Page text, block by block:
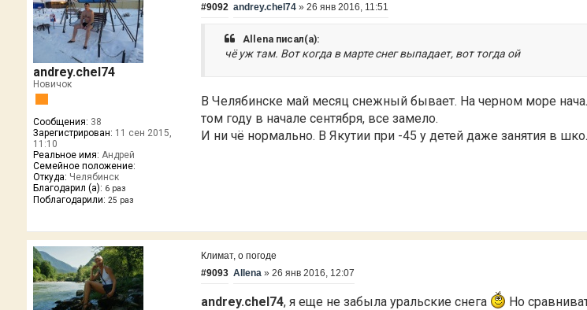
andrey.chel74
Новичок
Сообщения: 38
Зарегистрирован: 11 сен 2015,
11:10
Реальное имя: Андрей
Семейное положение:
Откуда: Челябинск
Благодарил (а): 6 раз
Поблагодарили: 25 раз
#9092 andrey.chel74 »26 янв 2016, 11:51
Allena писал(а):
чё уж там. Вот когда в марте снег выпадает, вот тогда ой
В Челябинске май месяц снежный бывает. На черном море
том году в начале сентября, все замело.
И ни чё нормально. В Якутии при -45 у детей даже занятия в
Климат, о погоде
#9093 Allena »26 янв 2016, 12:07
andrey.chel74, я еще не забыла уральские снега Но